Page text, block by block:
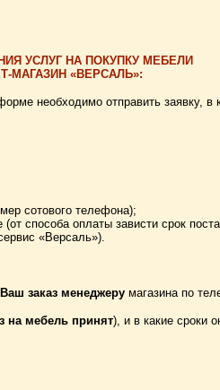
УСЛУГ НА ПОКУПКУ МЕБЕЛИ
МАГАЗИН «ВЕРСАЛЬ»:
необходимо отправить заявку, в
сотового телефона);
способа оплаты зависти срок
«Версаль»).
заказ менеджеру магазина по
на мебель принят), и в какие сроки